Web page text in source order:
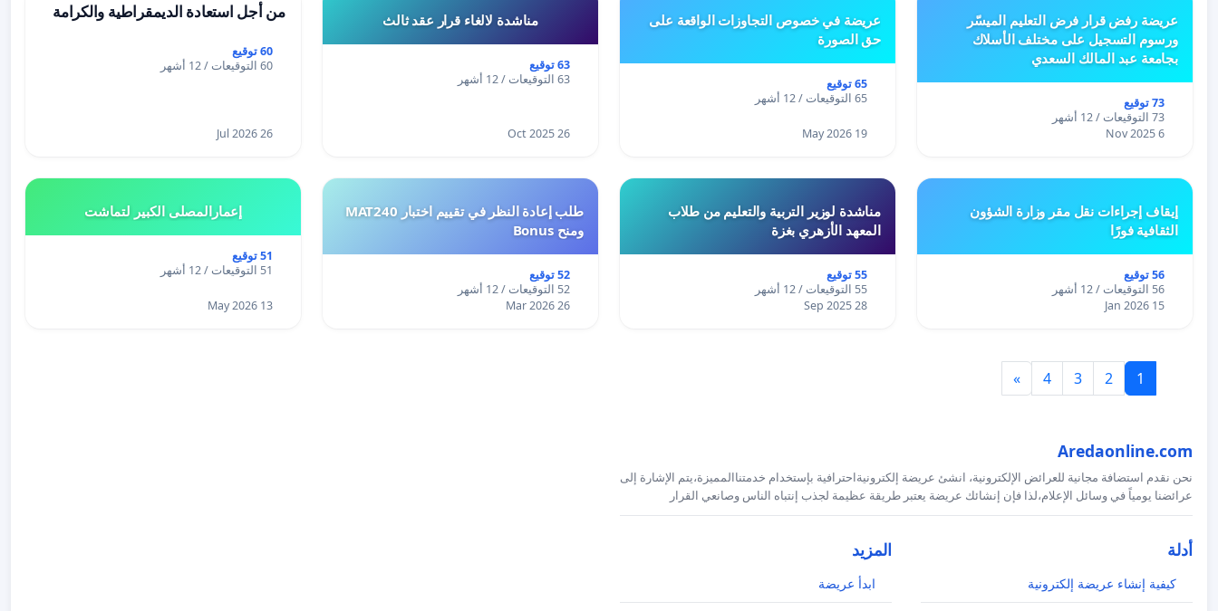
عريضة رفض قرار فرض التعليم الميسّر
ورسوم التسجيل على مختلف الأسلاك
بجامعة عبد المالك السعدي
73 توقيع
73 التوقيعات / 12 أشهر
6 Nov 2025
عريضة في خصوص التجاوزات الواقعة على
حق الصورة
65 توقيع
65 التوقيعات / 12 أشهر
19 May 2026
مناشدة لالغاء قرار عقد ثالث
63 توقيع
63 التوقيعات / 12 أشهر
26 Oct 2025
من أجل استعادة الديمقراطية والكرامة
60 توقيع
60 التوقيعات / 12 أشهر
26 Jul 2026
إيقاف إجراءات نقل مقر وزارة الشؤون
الثقافية فورًا
56 توقيع
56 التوقيعات / 12 أشهر
15 Jan 2026
مناشدة لوزير التربية والتعليم من طلاب
المعهد الأزهري بغزة
55 توقيع
55 التوقيعات / 12 أشهر
28 Sep 2025
طلب إعادة النظر في تقييم اختبار MAT240
ومنح Bonus
52 توقيع
52 التوقيعات / 12 أشهر
26 Mar 2026
إعمارالمصلى الكبير لتماشت
51 توقيع
51 التوقيعات / 12 أشهر
13 May 2026
1
2
3
4
»
Aredaonline.com
نحن نقدم استضافة مجانية للعرائض الإلكترونية، انشئ عريضة إلكترونيةاحترافية بإستخدام خدمتناالمميزة،يتم الإشارة إلى
عرائضنا يومياً في وسائل الإعلام،لذا فإن إنشائك عريضة يعتبر طريقة عظيمة لجذب إنتباه الناس وصانعي القرار
أدلة
كيفية إنشاء عريضة إلكترونية
المزيد
ابدأ عريضة